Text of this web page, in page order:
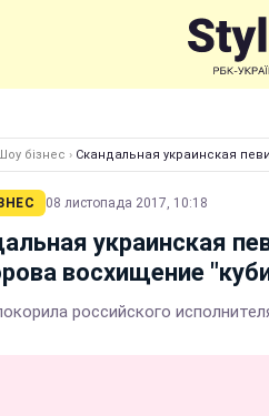
бізнес › Скандальная украинская
08 листопада 2017, 10:18
украинская
восхищение
российского